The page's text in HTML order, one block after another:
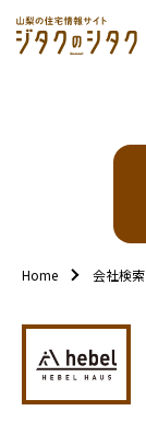
Home 会社検索